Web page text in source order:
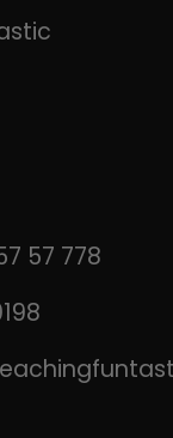
57 778